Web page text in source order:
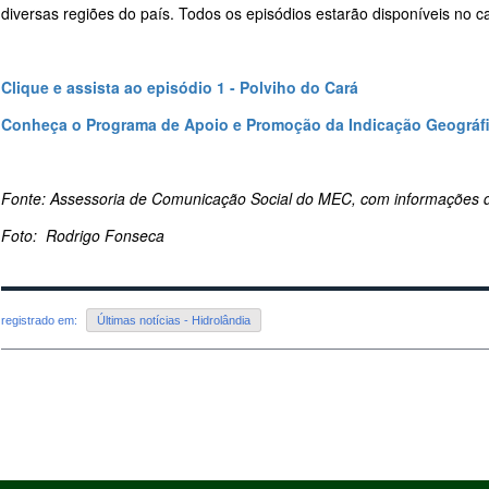
diversas regiões do país. Todos os episódios estarão disponíveis no
Clique e assista ao episódio 1 - Polviho do Cará
Conheça o Programa de Apoio e Promoção da Indicação
Fonte: Assessoria de Comunicação Social do MEC, com informações
Foto: Rodrigo Fonseca
registrado em: Últimas notícias - Hidrolândia